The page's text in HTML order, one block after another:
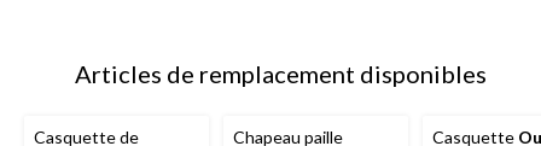
Articles de remplacement disponibles
Casquette de
Chapeau paille
Casquette